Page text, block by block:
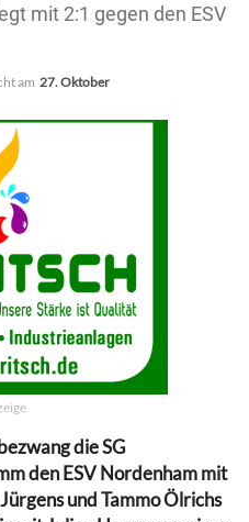
mit 2:1 gegen den ESV
am 27. Oktober
die SG
den ESV Nordenham mit
und Tammo Ölrichs